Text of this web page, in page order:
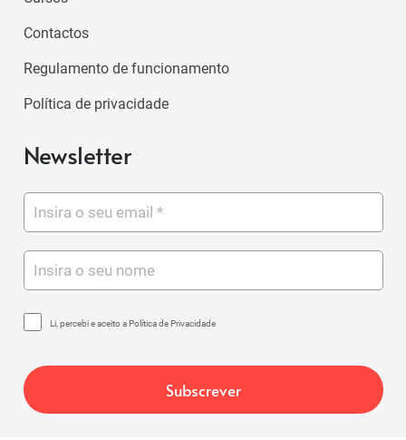
Contactos
Regulamento de funcionamento
Política de privacidade
Newsletter
Li, percebi e aceito a Política de Privacidade